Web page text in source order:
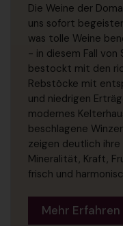
Die Weine der
uns sofort
was tolle Weine
- in diesem Fall
bestockt mit den
Rebstöcke mit
und niedrigen
modernes
beschlagene
zeigen deutlich ihre
Mineralität, Kraft,
frisch und
Mehr Erfahren